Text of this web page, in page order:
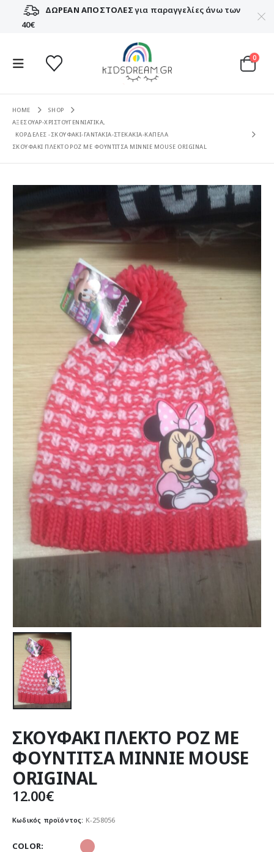
ΔΩΡΕΑΝ ΑΠΟΣΤΟΛΕΣγια παραγγελίες άνω των
40€
0
HOME
SHOP
ΑΞΕΣΟΥΑΡ-ΧΡΙΣΤΟΥΓΕΝΝΙΑΤΙΚΑ,
ΚΟΡΔΕΛΕΣ -ΣΚΟΥΦΑΚΙ-ΓΑΝΤΑΚΙΑ-ΣΤΕΚΑΚΙΑ-ΚΑΠΕΛΑ
ΣΚΟΥΦΑΚΙ ΠΛΕΚΤΟ ΡΟΖ ΜΕ ΦΟΥΝΤΙΤΣΑ MINNIE MOUSE ORIGINAL
ΣΚΟΥΦΑΚΙ ΠΛΕΚΤΟ ΡΟΖ ΜΕ
ΦΟΥΝΤΙΤΣΑ MINNIE MOUSE
ORIGINAL
12.00€
Κωδικός προϊόντος: K-258056
COLOR